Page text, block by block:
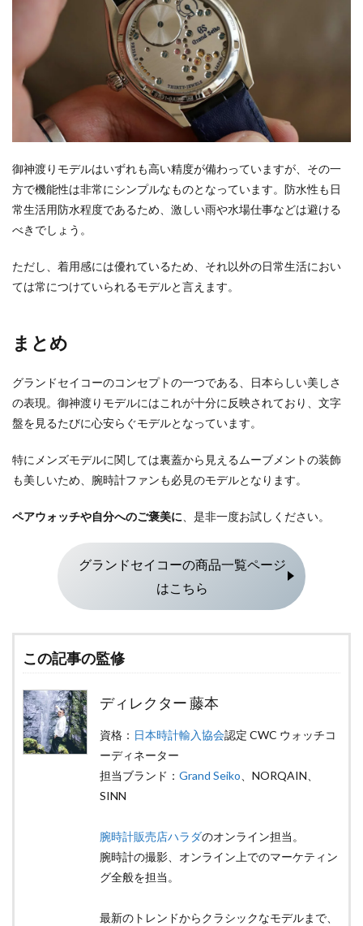
御神渡りモデルはいずれも高い精度が備わっていますが、その一
方で機能性は非常にシンプルなものとなっています。防水性も日
常生活用防水程度であるため、激しい雨や水場仕事などは避ける
べきでしょう。
ただし、着用感には優れているため、それ以外の日常生活におい
ては常につけていられるモデルと言えます。
まとめ
グランドセイコーのコンセプトの一つである、日本らしい美しさ
の表現。御神渡りモデルにはこれが十分に反映されており、文字
盤を見るたびに心安らぐモデルとなっています。
特にメンズモデルに関しては裏蓋から見えるムーブメントの装飾
も美しいため、腕時計ファンも必見のモデルとなります。
ペアウォッチや自分へのご褒美に 、是非一度お試しください。
グランドセイコーの商品一覧ページ
はこちら
この記事の監修
ディレクター 藤本
資格： 日本時計輸入協会認定 CWC ウォッチコ
ーディネーター
担当ブランド： Grand Seiko 、NORQAIN、
SINN
腕時計販売店ハラダのオンライン担当。
腕時計の撮影、オンライン上でのマーケティン
グ全般を担当。
最新のトレンドからクラシックなモデルまで、